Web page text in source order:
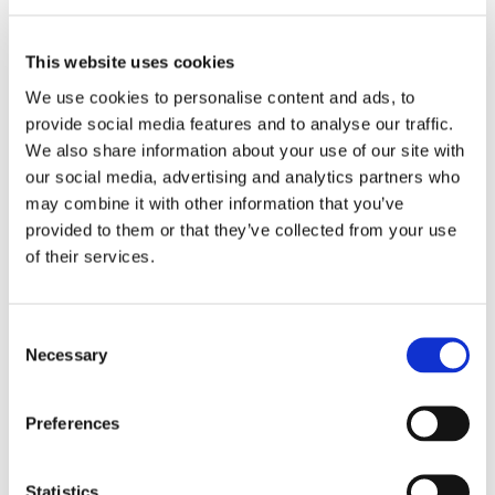
This website uses cookies
We use cookies to personalise content and ads, to
provide social media features and to analyse our traffic.
We also share information about your use of our site with
our social media, advertising and analytics partners who
may combine it with other information that you’ve
provided to them or that they’ve collected from your use
of their services.
Selection
Necessary
Preferences
Statistics
Lyckad uppgradering av
Baltic Queen
Under förra året genomförde Tallink Silja en
teknisk uppgradering av Baltic Queen, bland
annat med en ny typ av propellerblad. Nu visar
det sig att åtgärderna inneburit minskade utsläpp